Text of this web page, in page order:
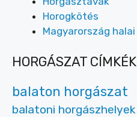
Horogkötés
Magyarország halai
HORGÁSZAT CÍMKÉK
balaton horgászat
balatoni horgászhelyek